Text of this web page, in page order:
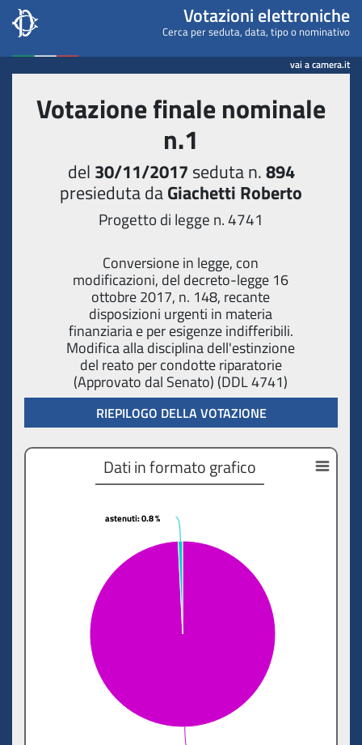
Camera dei deputati -
Votazioni elettroniche
Cerca per seduta, data, tipo o nominativo
vai a camera.it
Votazione finale nominale
n.1
del 30/11/2017 seduta n.894
presieduta daGiachetti Roberto
Progetto di legge n. 4741
Conversione in legge, con
modificazioni, del decreto-legge 16
ottobre 2017, n. 148, recante
disposizioni urgenti in materia
finanziaria e per esigenze indifferibili.
Modifica alla disciplina dell'estinzione
del reato per condotte riparatorie
(Approvato dal Senato) (DDL 4741)
RIEPILOGO DELLA VOTAZIONE
astenuti: 0.8 %
astenuti: 0.8 %
Dati in formato grafico